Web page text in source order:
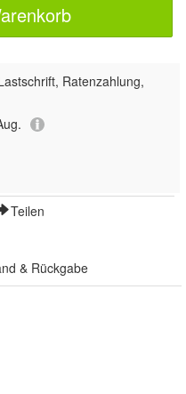
Ratenzahlung,
Teilen
& Rückgabe